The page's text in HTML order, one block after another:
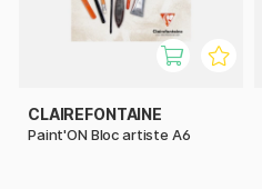
CLAIREFONTAINE
Paint'ON Bloc artiste A6